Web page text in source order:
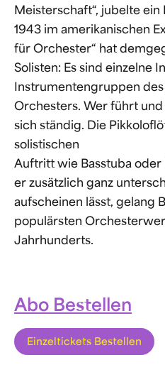
Meisterschaft“, jubelte ein
1943 im amerikanischen
für Orchester“ hat
Solisten: Es sind einzelne
Instrumentengruppen
Orchesters. Wer führt
sich ständig. Die
solistischen
Auftritt wie Basstuba oder
er zusätzlich ganz
aufscheinen lässt, gelang
populärsten
Jahrhunderts.
Abo Bestellen
Einzeltickets Bestellen